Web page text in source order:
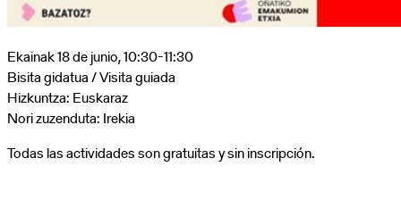
de
Ekainak 18 de junio, 10:30-11:30
Bisita gidatua / Visita guiada
Hizkuntza: Euskaraz
Nori zuzenduta: Irekia
Todas las actividades son gratuitas y sin inscripción.